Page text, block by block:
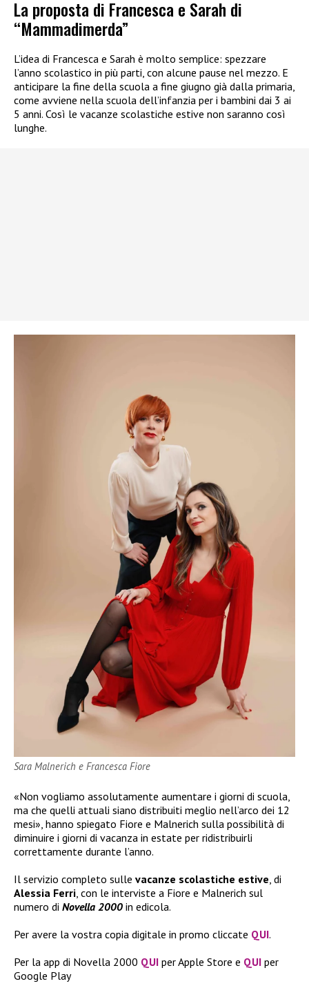
La proposta di Francesca e Sarah di
“Mammadimerda”
L’idea di Francesca e Sarah è molto semplice: spezzare
l’anno scolastico in più parti, con alcune pause nel mezzo. E
anticipare la fine della scuola a fine giugno già dalla primaria,
come avviene nella scuola dell’infanzia per i bambini dai 3 ai
5 anni. Così le vacanze scolastiche estive non saranno così
lunghe.
Sara Malnerich e Francesca Fiore
«Non vogliamo assolutamente aumentare i giorni di scuola,
ma che quelli attuali siano distribuiti meglio nell’arco dei 12
mesi», hanno spiegato Fiore e Malnerich sulla possibilità di
diminuire i giorni di vacanza in estate per ridistribuirli
correttamente durante l’anno.
Il servizio completo sulle vacanze scolastiche estive, di
Alessia Ferri, con le interviste a Fiore e Malnerich sul
numero di Novella 2000 in edicola.
Per avere la vostra copia digitale in promo cliccate QUI.
Per la app di Novella 2000 QUI per Apple Store e QUI per
Google Play